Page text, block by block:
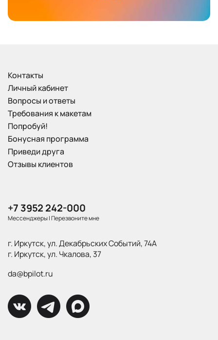
Контакты
Личный кабинет
Вопросы и ответы
Требования к макетам
Попробуй!
Бонусная программа
Приведи друга
Отзывы клиентов
+7 3952 242-000
Мессенджеры|Перезвоните мне
г. Иркутск, ул. Декабрьских Событий, 74А
г. Иркутск, ул. Чкалова, 37
da@bpilot.ru